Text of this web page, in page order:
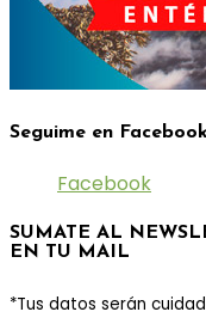
Seguime en Facebook
Facebook
SUMATE AL
EN TU MAIL
*Tus datos serán